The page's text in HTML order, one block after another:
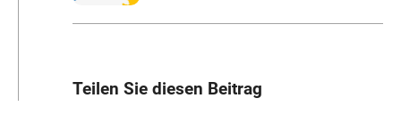
Teilen Sie diesen Beitrag